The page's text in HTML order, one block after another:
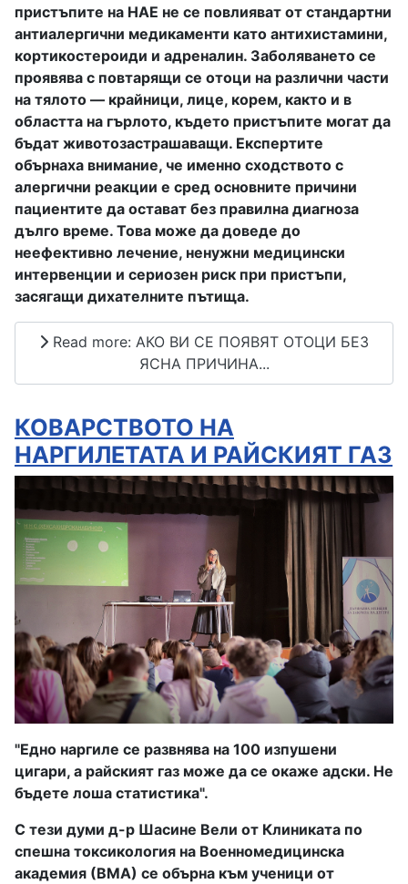
пристъпите на НАЕ не се повлияват от стандартни
антиалергични медикаменти като антихистамини,
кортикостероиди и адреналин. Заболяването се
проявява с повтарящи се отоци на различни части
на тялото — крайници, лице, корем, както и в
областта на гърлото, където пристъпите могат да
бъдат животозастрашаващи. Експертите
обърнаха внимание, че именно сходството с
алергични реакции е сред основните причини
пациентите да остават без правилна диагноза
дълго време. Това може да доведе до
неефективно лечение, ненужни медицински
интервенции и сериозен риск при пристъпи,
засягащи дихателните пътища.
Read more: АКО ВИ СЕ ПОЯВЯТ ОТОЦИ БЕЗ
ЯСНА ПРИЧИНА...
КОВАРСТВОТО НА
НАРГИЛЕТАТА И РАЙСКИЯТ ГАЗ
"Едно наргиле се развнява на 100 изпушени
цигари, а райският газ може да се окаже адски. Не
бъдете лоша статистика".
С тези думи д-р Шасине Вели от Клиниката по
спешна токсикология на Военномедицинска
академия (ВМА) се обърна към ученици от